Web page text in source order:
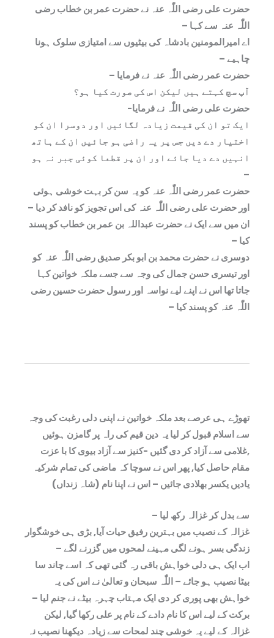
حضرت علی رضی اللّٰہ عنہ نے حضرت عمر بن خطاب رضی
اللّٰہ عنہ سے کہا –
اے امیرالمومنین بادشاہ کی بیٹیوں سے امتیازی سلوک ہونا
چاہیے –
حضرت عمر رضی اللّٰہ عنہ نے فرمایا –
آپ سچ کہتے ہیں لیکن اس کی صورت کیا ہو؟
حضرت علی رضی اللّٰہ نے فرمایا-
ایک تو ان کی قیمت زیادہ لگائیں اور دوسرا ان کو
اختیار دے دیں جس پر یہ راضی ہو جائیں ان کے ہاتھ
انہیں دے دیا جائے اور ان پر قطعا کوئی جبر نہ ہو
–
حضرت عمر رضی اللّٰہ عنہ کو یہ سن کر بہت خوشی ہوئی
اور حضرت علی رضی اللّٰہ عنہ کی اس تجویز کو نافد کر دیا –
ان میں سے ایک نے حضرت عبداللہ بن عمر بن خطاب کو پسند
کیا –
دوسری نے حضرت محمد بن ابو بکر صدیق رضی اللّٰہ عنہ کو
اور تیسری حسن جمال کی وجہ سے جسے ملکہ خواتین کہا
جاتا تھا اس نے اپنے لیے نواسہ اور رسول حضرت حسین رضی
اللّٰہ عنہ کو پسند کیا –
تھوڑے ہی عرصے بعد ملکہ خواتین نے اپنی دلی رغبت کی وجہ
سے اسلام قبول کر لیا یہ دین قیم کی راہ پر گامزن ہوئیں
,غلامی سے آزاد کر دی گئیں -کنیز سے آزاد بیوی کا با عزت
مقام حاصل کیا, پھر اس نے سوچا کہ ماضی کی تمام شرکیہ
یادیں یکسر بھلادی جائیں – اس نے اپنا نام (شاہ زنداں)
سے بدل کر غزالہ رکھ لیا –
غزالہ کے نصیب میں بہترین رفیق حیات آیا, بڑی ہی خوشگوار
زندگی بسر ہونے لگی مہینے لمحوں میں گزرنے لگے –
اب ایک ہی دلی خواہش باقی رہ گئی تھی کہ اسے چاند سا
بیٹا نصیب ہو جائے – اللّٰہ سبحان و تعالیٰ نے اس کی یہ
خواہش بھی پوری کر دی ایک مہتاب چہرہ بیٹے نے جنم لیا –
برکت کے لیے اس کا نام دادے کے نام پر علی رکھا گیا, لیکن
غزالہ کے لیے یہ خوشی چند لمحات سے زیادہ دیکھنا نصیب نہ